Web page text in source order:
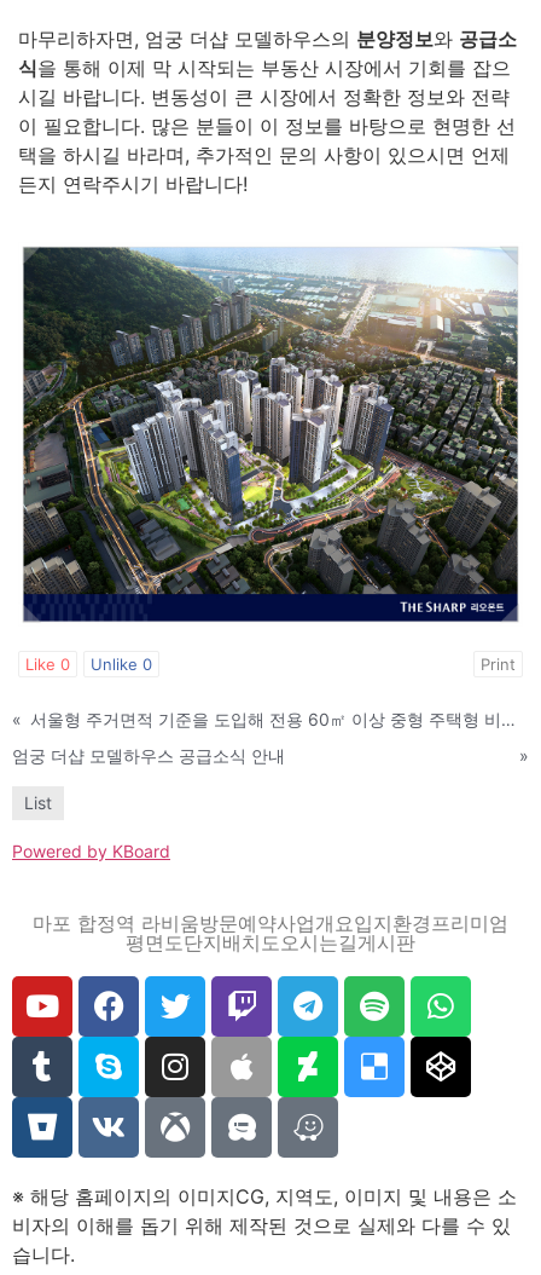
마무리하자면, 엄궁 더샵 모델하우스의 분양정보와 공급소
식을 통해 이제 막 시작되는 부동산 시장에서 기회를 잡으
시길 바랍니다. 변동성이 큰 시장에서 정확한 정보와 전략
이 필요합니다. 많은 분들이 이 정보를 바탕으로 현명한 선
택을 하시길 바라며, 추가적인 문의 사항이 있으시면 언제
든지 연락주시기 바랍니다!
Like 0 Unlike 0 Print
«
서울형 주거면적 기준을 도입해 전용 60㎡ 이상 중형 주택형 비율은 8%에서 30%까지 대폭 확대한다. 향
엄궁 더샵 모델하우스 공급소식 안내
»
List
Powered by KBoard
마포 합정역 라비움방문예약사업개요입지환경 프리미엄
평면도단지배치도 오시는길게시판
※ 해당 홈페이지의 이미지CG, 지역도, 이미지 및 내용은 소
비자의 이해를 돕기 위해 제작된 것으로 실제와 다를 수 있
습니다.